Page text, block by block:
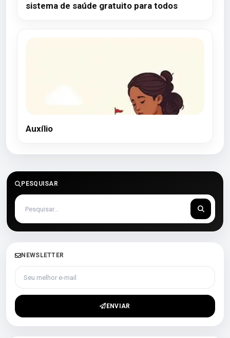
sistema de saúde gratuito para todos
Auxílio
PESQUISAR
NEWSLETTER
Seu melhor e-mail
ENVIAR